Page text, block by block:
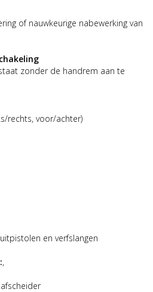
of nauwkeurige nabewerking van
zonder de handrem aan te
rechts, voor/achter)
en verfslangen
,